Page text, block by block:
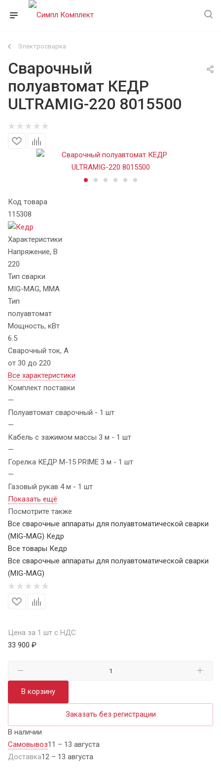
Электросварка
Сварочный
полуавтомат КЕДР
ULTRAMIG-220 8015500
Код товара
115308
Характеристики
Напряжение, В
220
Тип сварки
MIG-MAG, MMA
Тип
полуавтомат
Мощность, кВт
6.5
Сварочный ток, А
от 30 до 220
Все характеристики
Комплект поставки
—
Полуавтомат сварочный - 1 шт
—
Кабель с зажимом массы 3 м - 1 шт
—
Горелка КЕДР M-15 PRIME 3 м - 1 шт
—
Газовый рукав 4 м - 1 шт
Показать ещё
Посмотрите также
Все сварочные аппараты для полуавтоматической сварки
(MIG-MAG) Кедр
Все товары Кедр
Все сварочные аппараты для полуавтоматической сварки
(MIG-MAG)
Цена за 1 шт с НДС
33 900 ₽
В корзину
Заказать без регистрации
В наличии
Самовывоз11 – 13 августа
Доставка12 – 13 августа